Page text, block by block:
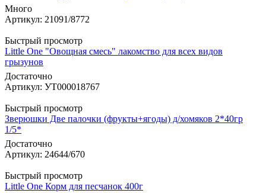
Много
Артикул: 21091/8772
Быстрый просмотр
Little One "Овощная смесь" лакомство для всех видов
грызунов
Достаточно
Артикул: УТ000018767
Быстрый просмотр
Зверюшки Две палочки (фрукты+ягоды) д/хомяков 2*40гр
1/5*
Достаточно
Артикул: 24644/670
Быстрый просмотр
Little One Корм для песчанок 400г